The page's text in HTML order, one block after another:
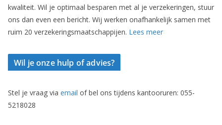
kwaliteit. Wil je optimaal besparen met al je verzekeringen, stuur
ons dan even een bericht. Wij werken onafhankelijk samen met
ruim 20 verzekeringsmaatschappijen. Lees meer
Wil je onze hulp of advies?
Stel je vraag via email of bel ons tijdens kantooruren: 055-
5218028